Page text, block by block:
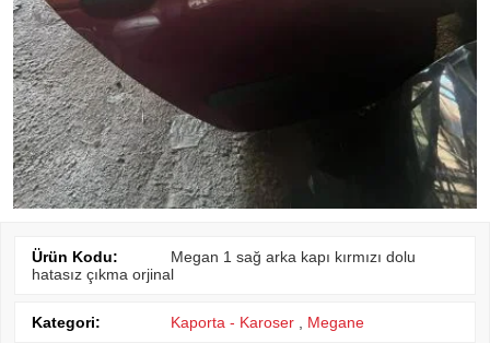
Ürün Kodu:
Megan 1 sağ arka kapı kırmızı dolu
hatasız çıkma orjinal
Kategori: Kaporta - Karoser Megane